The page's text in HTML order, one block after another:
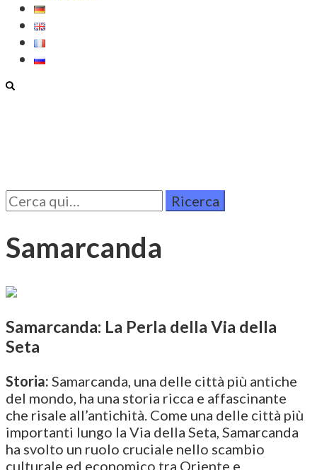
Cerca
per:
Samarcanda
Samarcanda: La Perla della Via della
Seta
Storia: Samarcanda, una delle città più antiche
del mondo, ha una storia ricca e affascinante
che risale all’antichità. Come una delle città più
importanti lungo la Via della Seta, Samarcanda
ha svolto un ruolo cruciale nello scambio
culturale ed economico tra Oriente e